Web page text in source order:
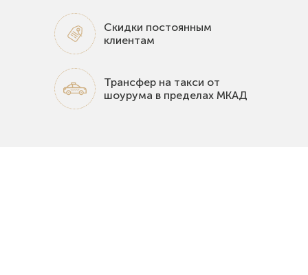
Скидки постоянным
клиентам
Трансфер на такси от
шоурума в пределах МКАД